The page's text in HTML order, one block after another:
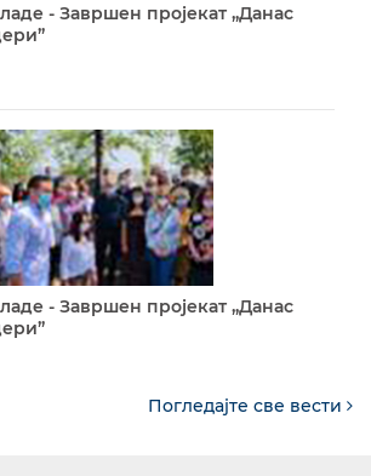
- Завршен пројекат „Данас
- Завршен пројекат „Данас
Погледајте све вести